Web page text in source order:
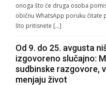
onoga što će druga osoba
običnu WhatsApp poruku čitate
što pritisnete […]
Od 9. do 25. avgusta
izgovoreno slučajno:
sudbinske razgovore,
menjaju život